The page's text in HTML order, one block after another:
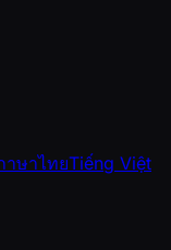
าษาไทยTiếng Việt